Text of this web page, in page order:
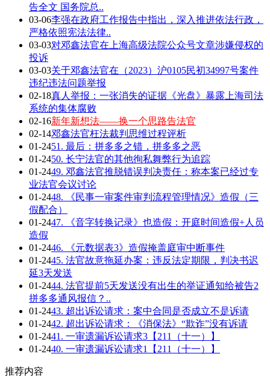
告全文 国务院总..
03-06李强在政府工作报告中指出，深入推进依法行政，
严格依照宪法法律..
03-03对邓鑫法官在上海高级法院公众号文章涉嫌侵权的
投诉
03-03关于邓鑫法官在（2023）沪0105民初34997号案件
违纪违法问题举报
02-18真人举报：一张消失的证据《光盘》暴露上海司法
系统的集体腐败
02-16新年新想法——换一个思路告法官
02-14邓鑫法官枉法裁判思维过程评析
01-2451. 最后：拼多多之错，拼多多之恶
01-2450. 长宁法官的其他徇私舞弊行为追踪
01-2449. 邓鑫法官推脱错误判决责任：称本案已经过专
业法官会议讨论
01-2448. 《民事一审案件审判流程管理情况》造假（三
假配合）
01-2447. 《音字转换记录》也造假：开庭时间造假+人员
造假
01-2446. 《元数据表3》造假掩盖庭审中断事件
01-2445. 法官故意拖延办案：违反法定期限，判决书迟
延3天发送
01-2444. 法官提前5天发送没有出生的举证通知给被告2
拼多多通风报信？..
01-2443. 超出诉讼请求：案中合同是否成立不是诉请
01-2442. 超出诉讼请求：《消保法》“欺诈”没有诉请
01-2441. 一审遗漏诉讼请求3【211（十一）】
01-2440. 一审遗漏诉讼请求1【211（十一）】
推荐内容